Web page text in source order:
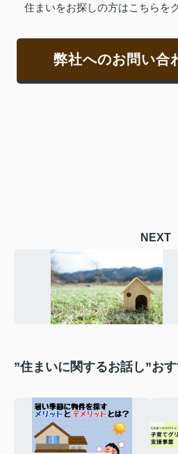
住まいをお探しの方はこちらを
弊社へのお問い合
NEXT
”住まいに関するお話し”お